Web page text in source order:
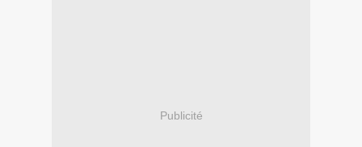
Publicité